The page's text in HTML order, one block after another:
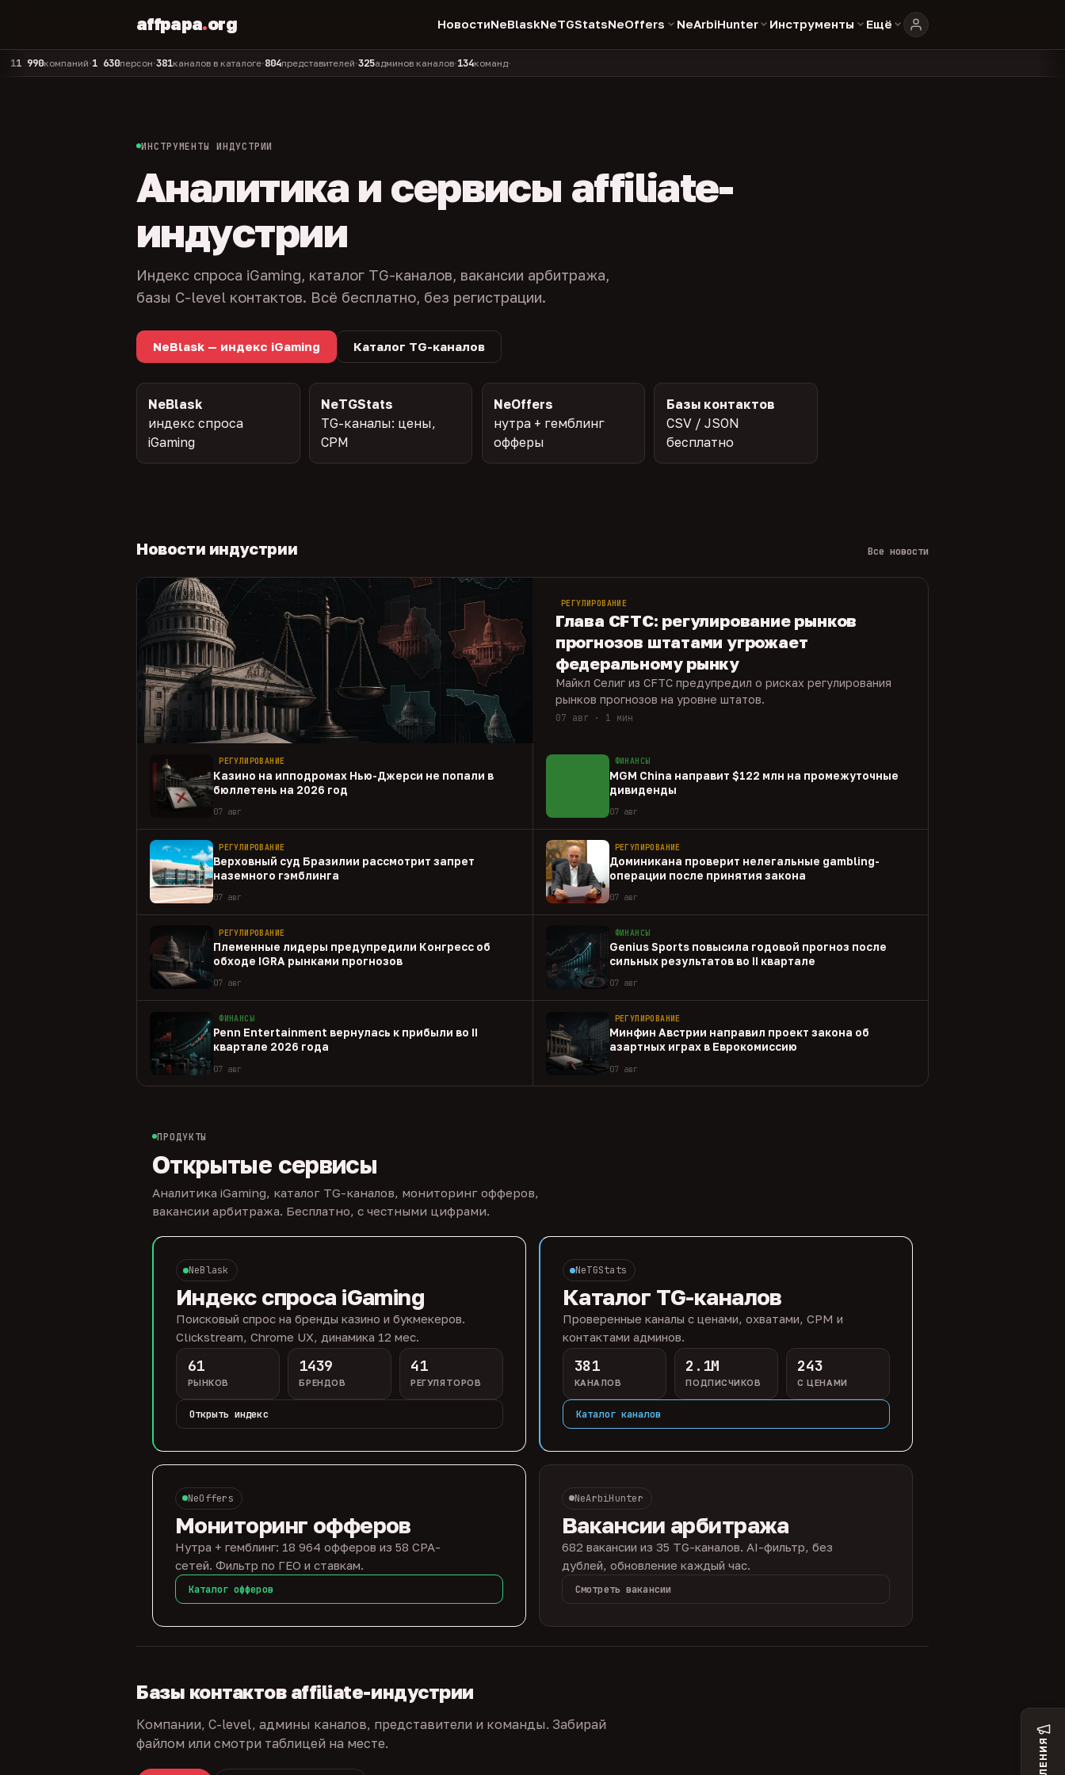
affpapa.org НовостиNeBlaskNeTGStatsNeOffers NeArbiHunter Инструменты Ещё
компаний•1 630персон•381каналов в каталоге•804представителей•325админов каналов•134команд• 11 990
ИНСТРУМЕНТЫ ИНДУСТРИИ
Аналитика и сервисы affiliate-
индустрии
Индекс спроса iGaming, каталог TG-каналов, вакансии арбитража,
базы C-level контактов. Всё бесплатно, без регистрации.
NeBlask — индекс iGaming Каталог TG-каналов
NeBlask
индекс спроса
iGaming
NeTGStats
TG-каналы: цены,
CPM
NeOffers
нутра + гемблинг
офферы
Базы контактов
CSV / JSON
бесплатно
Новости индустрии Все новости
РЕГУЛИРОВАНИЕ
Глава CFTC: регулирование рынков
прогнозов штатами угрожает
федеральному рынку
Майкл Селиг из CFTC предупредил о рисках регулирования
рынков прогнозов на уровне штатов.
07 авг · 1 мин
РЕГУЛИРОВАНИЕ
Казино на ипподромах Нью-Джерси не попали в
бюллетень на 2026 год
07 авг
ФИНАНСЫ
MGM China направит $122 млн на промежуточные
дивиденды
07 авг
РЕГУЛИРОВАНИЕ
Верховный суд Бразилии рассмотрит запрет
наземного гэмблинга
07 авг
РЕГУЛИРОВАНИЕ
Доминикана проверит нелегальные gambling-
операции после принятия закона
07 авг
РЕГУЛИРОВАНИЕ
Племенные лидеры предупредили Конгресс об
обходе IGRA рынками прогнозов
07 авг
ФИНАНСЫ
Genius Sports повысила годовой прогноз после
сильных результатов во II квартале
07 авг
ФИНАНСЫ
Penn Entertainment вернулась к прибыли во II
квартале 2026 года
07 авг
РЕГУЛИРОВАНИЕ
Минфин Австрии направил проект закона об
азартных играх в Еврокомиссию
07 авг
ПРОДУКТЫ
Открытые сервисы
Аналитика iGaming, каталог TG-каналов, мониторинг офферов,
вакансии арбитража. Бесплатно, с честными цифрами.
NeBlask
Индекс спроса iGaming
Поисковый спрос на бренды казино и букмекеров.
Clickstream, Chrome UX, динамика 12 мес.
61
РЫНКОВ
1439
БРЕНДОВ
41
РЕГУЛЯТОРОВ
Открыть индекс
NeTGStats
Каталог TG-каналов
Проверенные каналы с ценами, охватами, CPM и
контактами админов.
381
КАНАЛОВ
2.1M
ПОДПИСЧИКОВ
243
С ЦЕНАМИ
Каталог каналов
NeOffers
Мониторинг офферов
Нутра + гемблинг: 18 964 офферов из 58 CPA-
сетей. Фильтр по ГЕО и ставкам.
Каталог офферов
NeArbiHunter
Вакансии арбитража
682 вакансии из 35 TG-каналов. AI-фильтр, без
дублей, обновление каждый час.
Смотреть вакансии
Базы контактов affiliate-индустрии
Компании, C-level, админы каналов, представители и команды. Забирай
файлом или смотри таблицей на месте.